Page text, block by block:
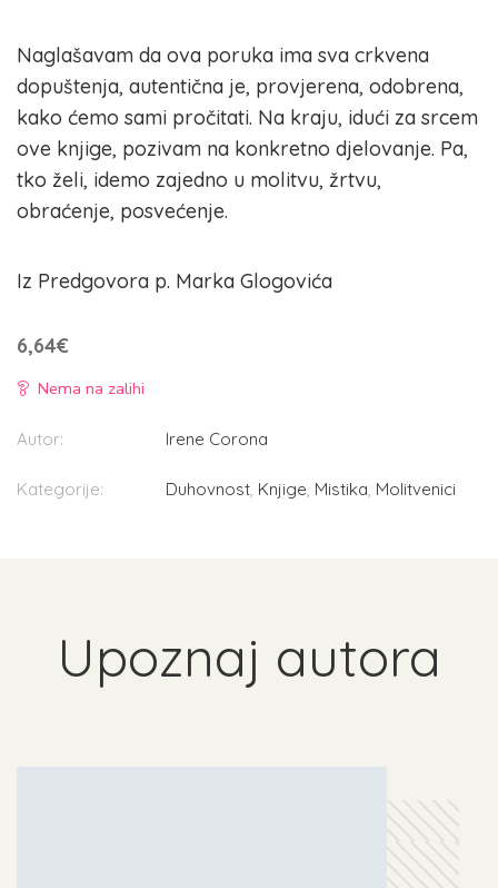
Naglašavam da ova poruka ima sva crkvena
dopuštenja, autentična je, provjerena, odobrena,
kako ćemo sami pročitati. Na kraju, idući za srcem
ove knjige, pozivam na konkretno djelovanje. Pa,
tko želi, idemo zajedno u molitvu, žrtvu,
obraćenje, posvećenje.
Iz Predgovora p. Marka Glogovića
6,64€
Nema na zalihi
Autor: Irene Corona
Kategorije: Duhovnost, Knjige, Mistika, Molitvenici
Upoznaj autora